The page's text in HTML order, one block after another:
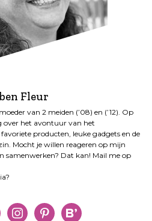
Fleur
van 2 meiden (’08) en (’12). Op
over het avontuur van het
producten, leuke gadgets en de
Mocht je willen reageren op mijn
samenwerken? Dat kan! Mail me op
instagrampinterestbloglovin